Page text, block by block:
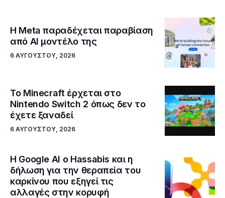
Η Meta παραδέχεται παραβίαση
από AI μοντέλο της
6 ΑΥΓΟΎΣΤΟΥ, 2026
Το Minecraft έρχεται στο
Nintendo Switch 2 όπως δεν το
έχετε ξαναδεί
6 ΑΥΓΟΎΣΤΟΥ, 2026
Η Google ΑΙ ο Hassabis και η
δήλωση για την θεραπεία του
καρκίνου που εξηγεί τις
αλλαγές στην κορυφή